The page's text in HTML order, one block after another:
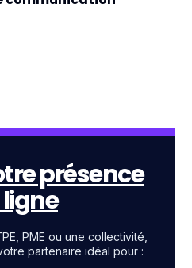
présence
PME ou une collectivité,
partenaire idéal pour :